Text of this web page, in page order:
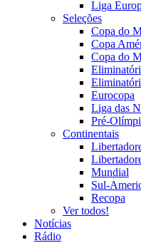
Liga
Seleções
Copa do
Copa
Copa do
Eurocopa
Liga das
Pré-
Continentais
Mundial
Sul-
Recopa
Ver todos!
Notícias
Rádio